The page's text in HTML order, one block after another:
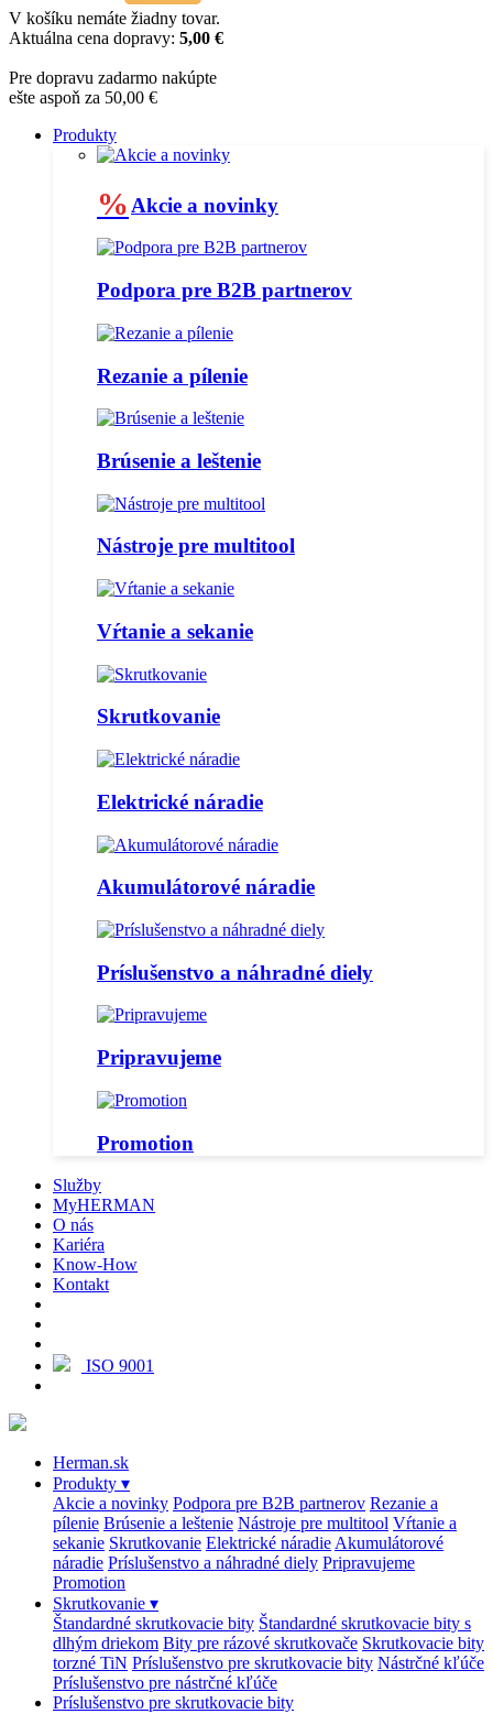
V košíku nemáte žiadny tovar.
Aktuálna cena dopravy: 5,00 €
Pre dopravu zadarmo nakúpte
ešte aspoň za 50,00 €
Produkty
% Akcie a novinky
Podpora pre B2B partnerov
Rezanie a pílenie
Brúsenie a leštenie
Nástroje pre multitool
Vŕtanie a sekanie
Skrutkovanie
Elektrické náradie
Akumulátorové náradie
Príslušenstvo a náhradné diely
Pripravujeme
Promotion
Služby
MyHERMAN
O nás
Kariéra
Know-How
Kontakt
ISO 9001
Herman.sk
Produkty ▾
Akcie a novinky Podpora pre B2B partnerov Rezanie a
pílenie Brúsenie a leštenie Nástroje pre multitool Vŕtanie a
sekanie Skrutkovanie Elektrické náradie Akumulátorové
náradie Príslušenstvo a náhradné diely Pripravujeme
Promotion
Skrutkovanie ▾
Štandardné skrutkovacie bity Štandardné skrutkovacie bity s
dlhým driekom Bity pre rázové skrutkovače Skrutkovacie bity
torzné TiN Príslušenstvo pre skrutkovacie bity Nástrčné kľúče
Príslušenstvo pre nástrčné kľúče
Príslušenstvo pre skrutkovacie bity